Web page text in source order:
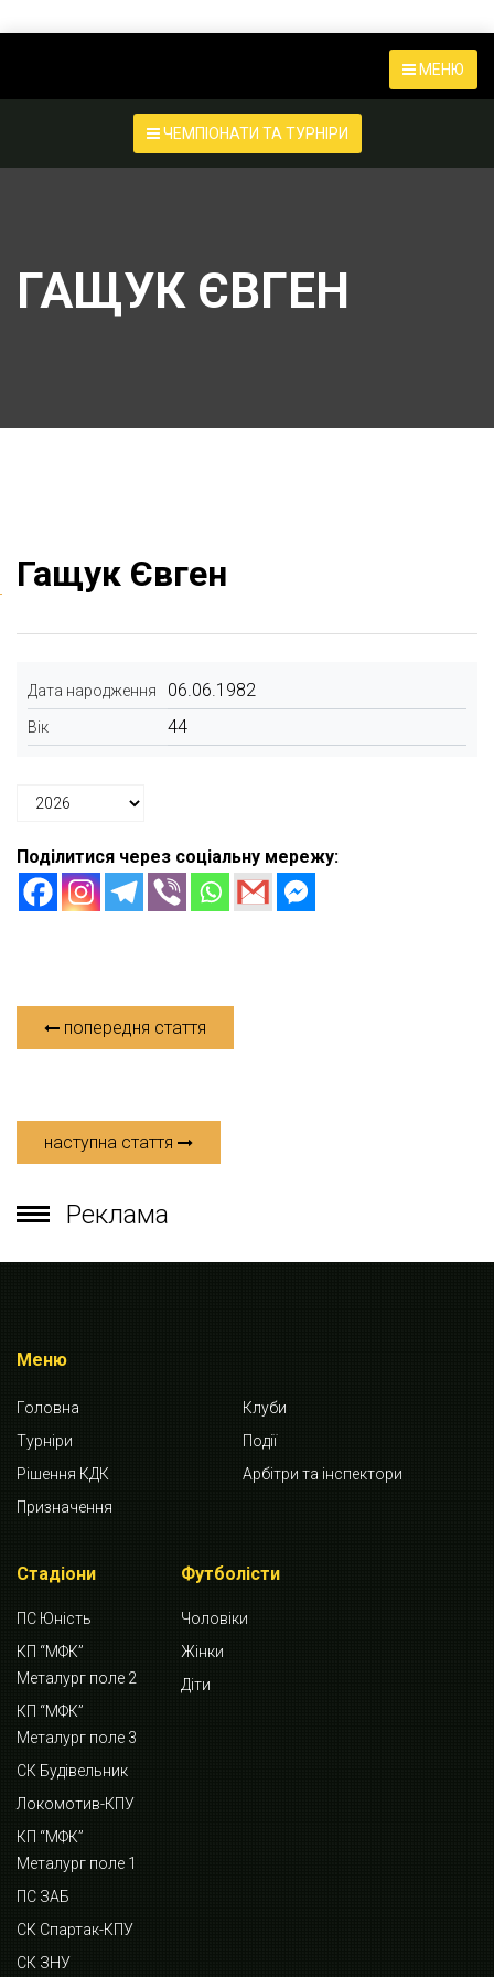
МЕНЮ
ЧЕМПІОНАТИ ТА ТУРНІРИ
ГАЩУК ЄВГЕН
Гащук Євген
Дата народження 06.06.1982
Вік 44
Поділитися через соціальну мережу:
попередня стаття
наступна стаття
Реклама
Меню
Головна
Клуби
Турніри
Події
Рішення КДК
Арбітри та інспектори
Призначення
Стадіони
ПС Юність
КП “МФК”
Металург поле 2
КП “МФК”
Металург поле 3
СК Будівельник
Локомотив-КПУ
КП “МФК”
Металург поле 1
ПС ЗАБ
СК Спартак-КПУ
СК ЗНУ
Футболісти
Чоловіки
Жінки
Діти